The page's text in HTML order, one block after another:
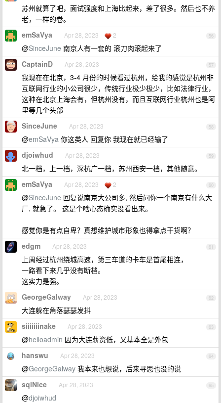
苏州就算了吧，面试强度和上海比起来，差了很多。然后也不养
老，一样的卷。
56
emSaVya Apr 28, 2023 2
@SinceJune 南京人有一套的 滚刀肉滚起来了
57
CaptainD Apr 28, 2023
我现在在北京，3-4 月份的时候看过杭州，给我的感觉是杭州非
互联网行业的小公司很少，传统行业极少极少，比如法律行业，
这种在北京上海会有，但杭州没有，而且互联网行业杭州也是阿
里等几个头部
58
SinceJune Apr 28, 2023
@emSaVya 你这类人 回复你 我现在就已经输了
59
djoiwhud Apr 28, 2023
北一档，上一档，深杭广一档，苏州西安一档，其他随意。
60
emSaVya Apr 28, 2023 2
@SinceJune 回复说南京大公司多, 然后问你一个南京有什么大
厂, 就急了。 这是个啥心态确实没看出来。
感觉你是有点自卑？真想维护城市形象也得拿点干货啊？
61
edgm Apr 28, 2023
上周经过杭州绕城高速，第三车道的卡车是首尾相连，
一路看下来几乎没有断档。
这实力是强。
62
GeorgeGalway Apr 28, 2023
大连躲在角落瑟瑟发抖
63
siiiiiiinake Apr 28, 2023
@helloadmin 因为大连薪资低，又基本全是外包
64
hanswu Apr 28, 2023
@GeorgeGalway 我本来也想说，后来寻思也没的说
65
sqlNice Apr 28, 2023
@djoiwhud